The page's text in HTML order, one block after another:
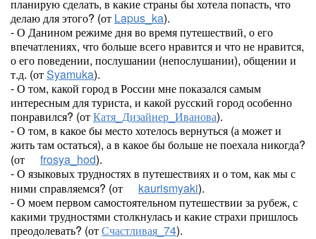
планирую сделать, в какие страны бы хотела попасть, что
делаю для этого? (от Lapus_ka).
- О Данином режиме дня во время путешествий, о его
впечатлениях, что больше всего нравится и что не нравится,
о его поведении, послушании (непослушании), общении и
т.д. (отSyamuka).
- О том, какой город в России мне показался самым
интересным для туриста, и какой русский город особенно
понравился? (отКатя_Дизайнер_Иванова).
- О том, в какое бы место хотелось вернуться (а может и
жить там остаться), а в какое бы больше не поехала никогда?
(от
frosya_hod).
- О языковых трудностях в путешествиях и о том, как мы с
ними справляемся? (от
kaurismyaki).
- О моем первом самостоятельном путешествии за рубеж, с
какими трудностями столкнулась и какие страхи пришлось
преодолевать? (отСчастливая_74).